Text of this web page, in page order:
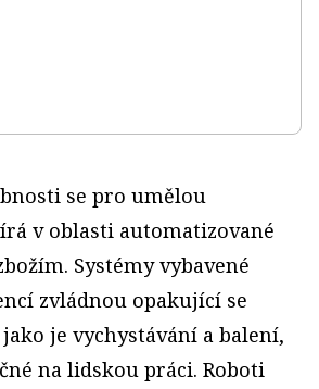
se pro umělou
v oblasti automatizované
Systémy vybavené
zvládnou opakující se
je vychystávání a balení,
na lidskou práci. Roboti